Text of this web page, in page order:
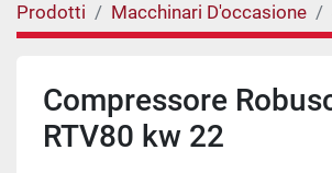
Prodotti Macchinari D'occasione
Compressore
RTV80 kw 22